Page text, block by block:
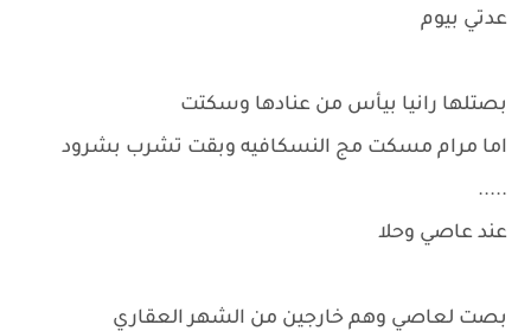
عدتي بيوم
بصتلها رانيا بيأس من عنادها وسكتت
اما مرام مسكت مج النسكافيه وبقت تشرب بشرود
.....
عند عاصي وحلا
بصت لعاصي وهم خارجين من الشهر العقاري